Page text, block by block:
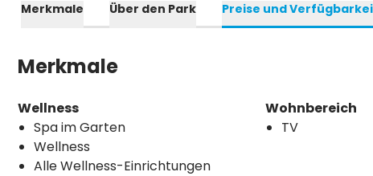
Merkmale
Über den Park Preise und
Merkmale
Wellness
Spa im Garten
Wellness
Alle Wellness-Einrichtungen
Wohnbereich
TV